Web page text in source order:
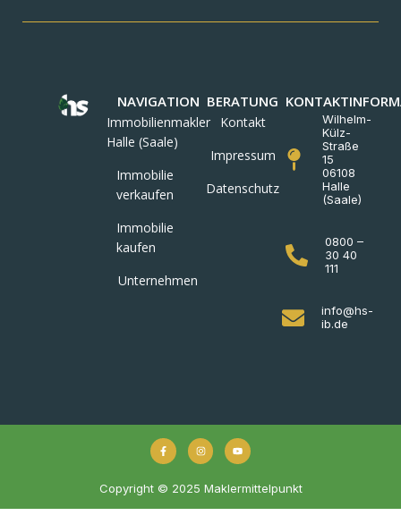
NAVIGATION
Immobilienmakler
Halle (Saale)
Immobilie
verkaufen
Immobilie
kaufen
Unternehmen
BERATUNG
Kontakt
Impressum
Datenschutz
Wilhelm-
Külz-
Straße
15
06108
Halle
(Saale)
0800 –
30 40
111
info@hs-
ib.de
Copyright © 2025 Maklermittelpunkt